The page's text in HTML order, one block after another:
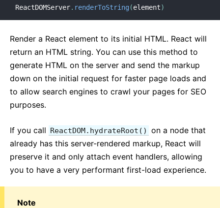
ReactDOMServer. renderToString(element)
Render a React element to its initial HTML. React will
return an HTML string. You can use this method to
generate HTML on the server and send the markup
down on the initial request for faster page loads and
to allow search engines to crawl your pages for SEO
purposes.
If you call ReactDOM.hydrateRoot()
on a node that
already has this server-rendered markup, React will
preserve it and only attach event handlers, allowing
you to have a very performant first-load experience.
Note